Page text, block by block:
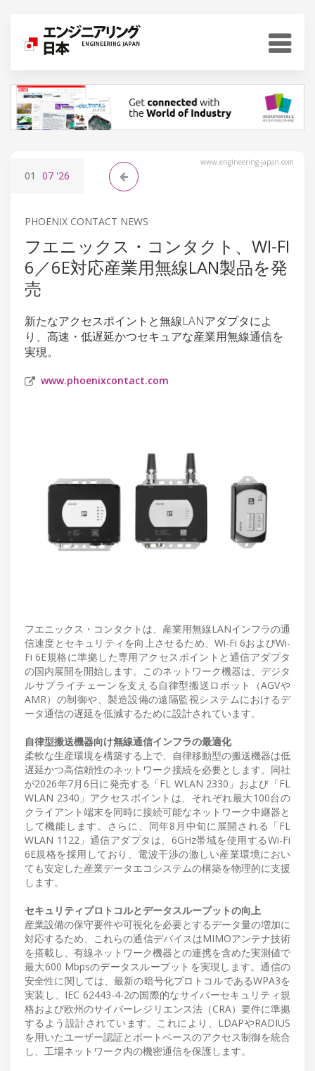
www.engineering-japan.com
01 07 '26
PHOENIX CONTACT NEWS
フエニックス・コンタクト、WI-FI
6／6E対応産業用無線LAN製品を発
売
新たなアクセスポイントと無線LANアダプタによ
り、高速・低遅延かつセキュアな産業用無線通信を
実現。
www.phoenixcontact.com
フエニックス・コンタクトは、産業用無線LANインフラの通
信速度とセキュリティを向上させるため、Wi-Fi 6およびWi-
Fi 6E規格に準拠した専用アクセスポイントと通信アダプタ
の国内展開を開始します。このネットワーク機器は、デジタ
ルサプライチェーンを支える自律型搬送ロボット（AGVや
AMR）の制御や、製造設備の遠隔監視システムにおけるデ
ータ通信の遅延を低減するために設計されています。
自律型搬送機器向け無線通信インフラの最適化
柔軟な生産環境を構築する上で、自律移動型の搬送機器は低
遅延かつ高信頼性のネットワーク接続を必要とします。同社
が2026年7月6日に発売する「FL WLAN 2330」および「FL
WLAN 2340」アクセスポイントは、それぞれ最大100台の
クライアント端末を同時に接続可能なネットワーク中継器と
して機能します。さらに、同年8月中旬に展開される「FL
WLAN 1122」通信アダプタは、6GHz帯域を使用するWi-Fi
6E規格を採用しており、電波干渉の激しい産業環境におい
ても安定した産業データエコシステムの構築を物理的に支援
します。
セキュリティプロトコルとデータスループットの向上
産業設備の保守要件や可視化を必要とするデータ量の増加に
対応するため、これらの通信デバイスはMIMOアンテナ技術
を搭載し、有線ネットワーク機器との連携を含めた実測値で
最大600 Mbpsのデータスループットを実現します。通信の
安全性に関しては、最新の暗号化プロトコルであるWPA3を
実装し、IEC 62443-4-2の国際的なサイバーセキュリティ規
格および欧州のサイバーレジリエンス法（CRA）要件に準拠
するよう設計されています。これにより、LDAPやRADIUS
を用いたユーザー認証とポートベースのアクセス制御を統合
し、工場ネットワーク内の機密通信を保護します。